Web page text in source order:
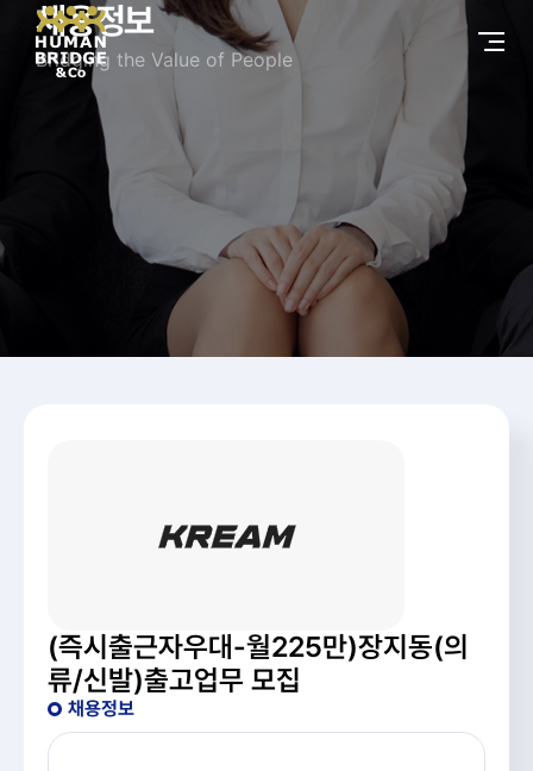
채용정보
Bridging the Value of People
(즉시출근자우대-월225만)장지동(의
류/신발)출고업무 모집
채용정보